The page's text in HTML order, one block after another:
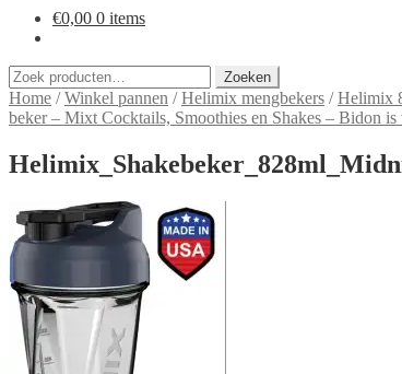
€0,00 0 items
Zoeken
naar:
Zoeken
Home /Winkel pannen /Helimix mengbekers /Helimix
beker – Mixt Cocktails, Smoothies en Shakes – Bidon is